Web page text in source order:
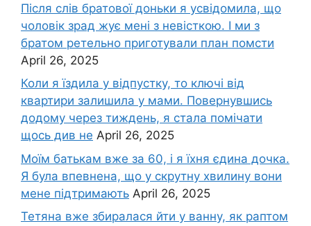
Після слів братової доньки я усвідомила, що
чоловік зpад жує мені з невісткою. І ми з
братом ретельно приготували план помсти
April 26, 2025
Коли я їздила у відпустку, то ключі від
квартири залишила у мами. Повернувшись
додому через тиждень, я стала помічати
щось див не April 26, 2025
Моїм батькам вже за 60, і я їхня єдина дочка.
Я була впевнена, що у скрутну хвилину вони
мене підтримають April 26, 2025
Тетяна вже збиралася йти у ванну, як раптом